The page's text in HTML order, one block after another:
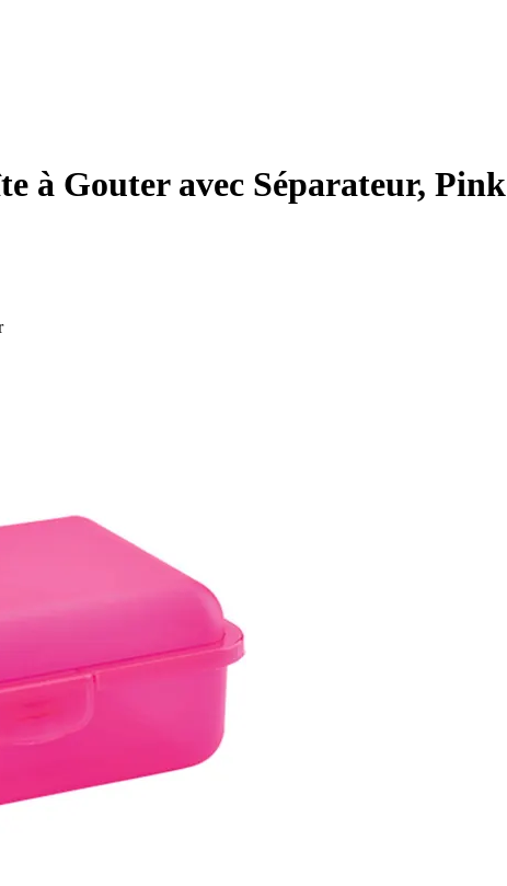
à Gouter avec Séparateur, Pink